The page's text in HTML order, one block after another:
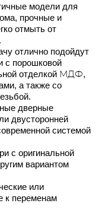
модели для
прочные и
отмыть от
отлично подойдут
с порошковой
отделкой МДФ,
а также со
дверные
двусторонней
системой
с оригинальной
вариантом
или
к переменам